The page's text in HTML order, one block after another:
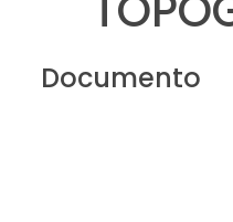
Documento